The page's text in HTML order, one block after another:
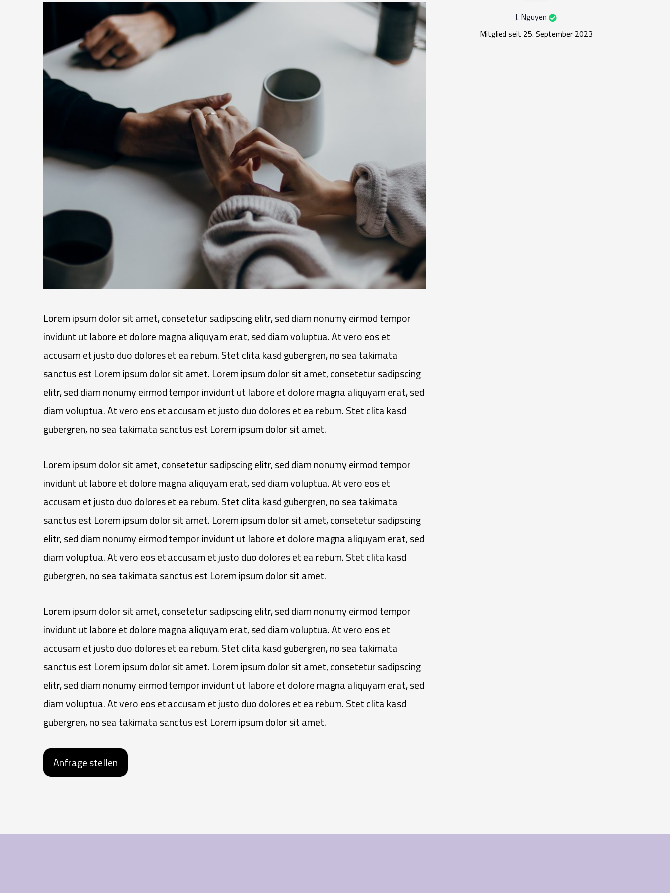
Lorem ipsum dolor sit amet, consetetur sadipscing elitr, sed diam nonumy eirmod tempor
invidunt ut labore et dolore magna aliquyam erat, sed diam voluptua. At vero eos et
accusam et justo duo dolores et ea rebum. Stet clita kasd gubergren, no sea takimata
sanctus est Lorem ipsum dolor sit amet. Lorem ipsum dolor sit amet, consetetur sadipscing
elitr, sed diam nonumy eirmod tempor invidunt ut labore et dolore magna aliquyam erat, sed
diam voluptua. At vero eos et accusam et justo duo dolores et ea rebum. Stet clita kasd
gubergren, no sea takimata sanctus est Lorem ipsum dolor sit amet.
Lorem ipsum dolor sit amet, consetetur sadipscing elitr, sed diam nonumy eirmod tempor
invidunt ut labore et dolore magna aliquyam erat, sed diam voluptua. At vero eos et
accusam et justo duo dolores et ea rebum. Stet clita kasd gubergren, no sea takimata
sanctus est Lorem ipsum dolor sit amet. Lorem ipsum dolor sit amet, consetetur sadipscing
elitr, sed diam nonumy eirmod tempor invidunt ut labore et dolore magna aliquyam erat, sed
diam voluptua. At vero eos et accusam et justo duo dolores et ea rebum. Stet clita kasd
gubergren, no sea takimata sanctus est Lorem ipsum dolor sit amet.
Lorem ipsum dolor sit amet, consetetur sadipscing elitr, sed diam nonumy eirmod tempor
invidunt ut labore et dolore magna aliquyam erat, sed diam voluptua. At vero eos et
accusam et justo duo dolores et ea rebum. Stet clita kasd gubergren, no sea takimata
sanctus est Lorem ipsum dolor sit amet. Lorem ipsum dolor sit amet, consetetur sadipscing
elitr, sed diam nonumy eirmod tempor invidunt ut labore et dolore magna aliquyam erat, sed
diam voluptua. At vero eos et accusam et justo duo dolores et ea rebum. Stet clita kasd
gubergren, no sea takimata sanctus est Lorem ipsum dolor sit amet.
Anfrage stellen
J. Nguyen
Mitglied seit 25. September 2023